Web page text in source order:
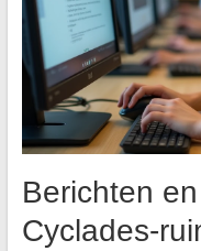
Berichten
Cyclades-